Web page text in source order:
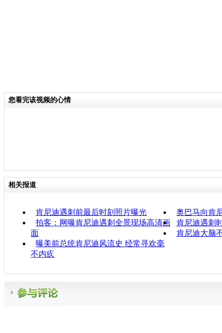
您看完该视频的心情
相关报道
肯尼迪遇刺前最后时刻照片曝光
奥巴马向肯
拍客：网曝肯尼迪遇刺全景现场高清画
面
肯尼迪遇刺
肯尼迪大脑
曝美前总统肯尼迪风流史 经常寻欢毫
不内疚